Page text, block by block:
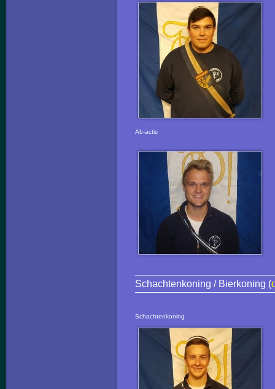
Ab-actis
Schachtenkoning / Bierkoning (
Schachtenkoning